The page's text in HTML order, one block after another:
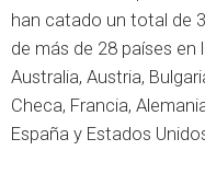
han catado un total de
de más de 28 países en
Australia, Austria,
Checa, Francia,
España y Estados